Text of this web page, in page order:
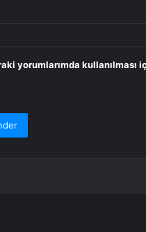
yorumlarımda kullanılması